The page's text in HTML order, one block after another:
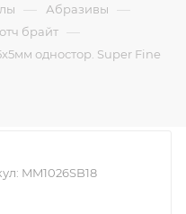
— Абразивы —
брайт —
одностор. Super Fine
MM1026SB18